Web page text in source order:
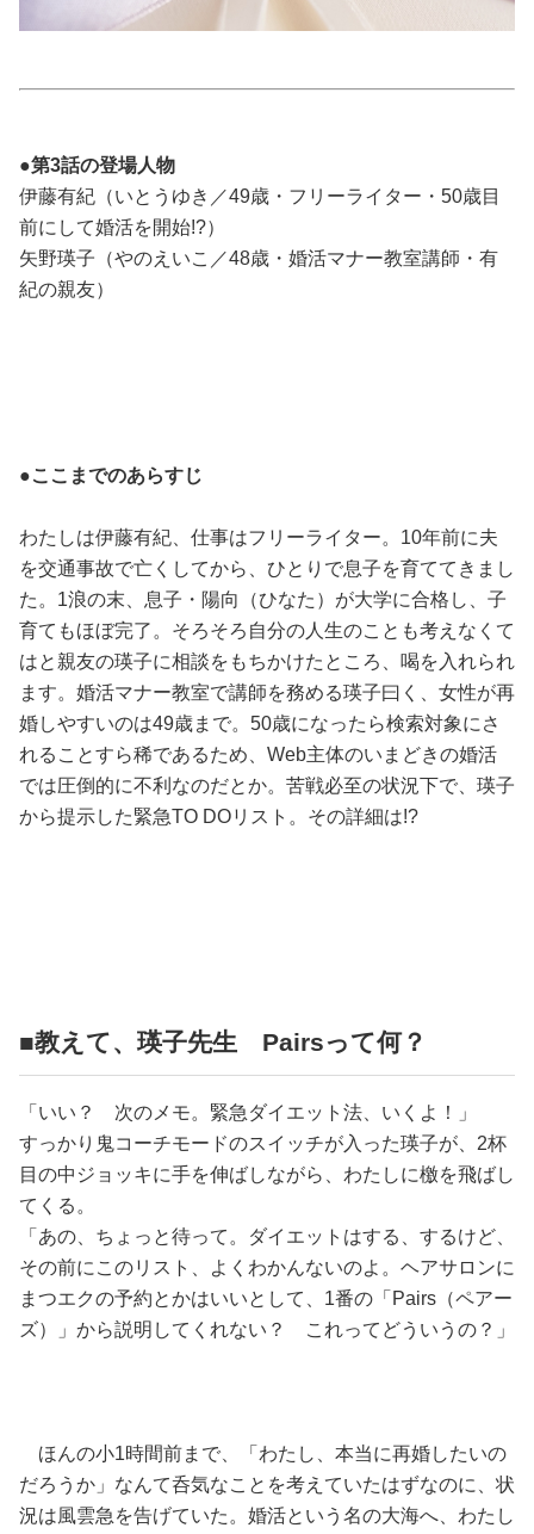
性と愛
ゲーム
●第3話の登場人物
伊藤有紀（いとうゆき／49歳・フリーライター・50歳目
前にして婚活を開始!?）
矢野瑛子（やのえいこ／48歳・婚活マナー教室講師・有
紀の親友）
●ここまでのあらすじ
わたしは伊藤有紀、仕事はフリーライター。10年前に夫
を交通事故で亡くしてから、ひとりで息子を育ててきまし
た。1浪の末、息子・陽向（ひなた）が大学に合格し、子
育てもほぼ完了。そろそろ自分の人生のことも考えなくて
はと親友の瑛子に相談をもちかけたところ、喝を入れられ
ます。婚活マナー教室で講師を務める瑛子曰く、女性が再
婚しやすいのは49歳まで。50歳になったら検索対象にさ
れることすら稀であるため、Web主体のいまどきの婚活
では圧倒的に不利なのだとか。苦戦必至の状況下で、瑛子
から提示した緊急TO DOリスト。その詳細は!?
■教えて、瑛子先生 Pairsって何？
「いい？ 次のメモ。緊急ダイエット法、いくよ！」
すっかり鬼コーチモードのスイッチが入った瑛子が、2杯
目の中ジョッキに手を伸ばしながら、わたしに檄を飛ばし
てくる。
「あの、ちょっと待って。ダイエットはする、するけど、
その前にこのリスト、よくわかんないのよ。ヘアサロンに
まつエクの予約とかはいいとして、1番の「Pairs（ペアー
ズ）」から説明してくれない？ これってどういうの？」
ほんの小1時間前まで、「わたし、本当に再婚したいの
だろうか」なんて呑気なことを考えていたはずなのに、状
況は風雲急を告げていた。婚活という名の大海へ、わたし